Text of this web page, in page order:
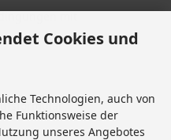
mit
Cookies und
Technologien, auch von
Funktionsweise der
unseres Angebotes